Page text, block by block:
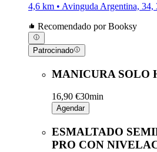
4,6 km • Avinguda Argentina, 34,
Recomendado por Booksy
Patrocinado
MANICURA SOLO
16,90 €30min
Agendar
ESMALTADO
PRO CON